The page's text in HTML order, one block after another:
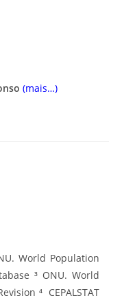
(mais…)
World Population
³ ONU. World
⁴ CEPALSTAT